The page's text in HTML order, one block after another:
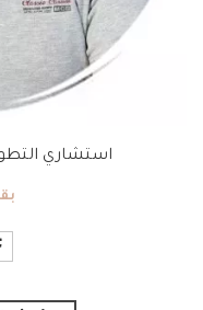
استشاري